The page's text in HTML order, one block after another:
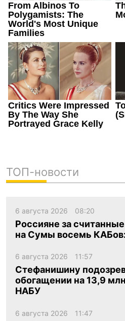
ТОП-новости
6 августа 2026 08:20
Россияне за
на Сумы восемь
6 августа 2026 11:57
Стефанишину
обогащении на 13,9
НАБУ
6 августа 2026 11:47